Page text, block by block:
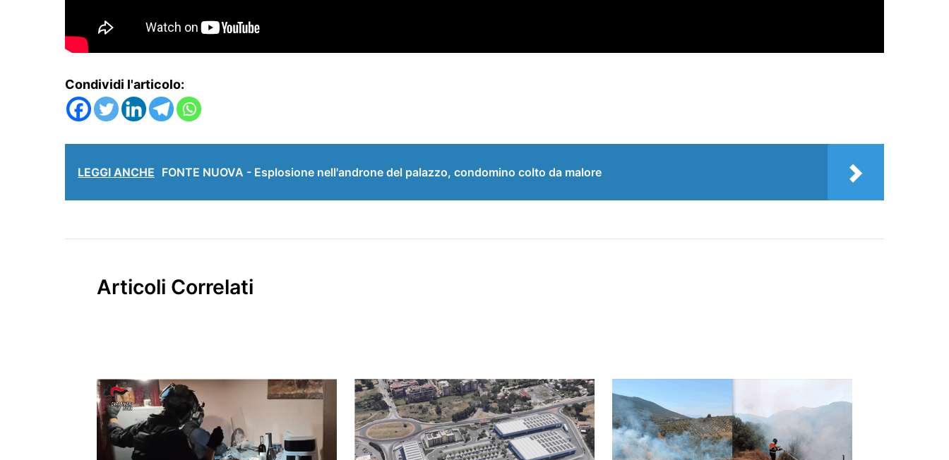
Condividi l'articolo:
LEGGI ANCHE FONTE NUOVA - Esplosione nell'androne del palazzo, condomino colto da malore
Articoli Correlati